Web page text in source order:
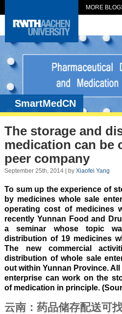
MORE
SmartMedCN
The storage and
medication can be
peer company
September 25th, 2014 | by Xiaofei Yang
To sum up the experience of
by medicines whole sale
operating cost of medicines
recently Yunnan Food and
a seminar whose topic
distribution of 19 medicines
The new commercial
distribution of whole sale
out within Yunnan Province.
enterprise can work on the
of medication in principle.
云南：药品储存配送可